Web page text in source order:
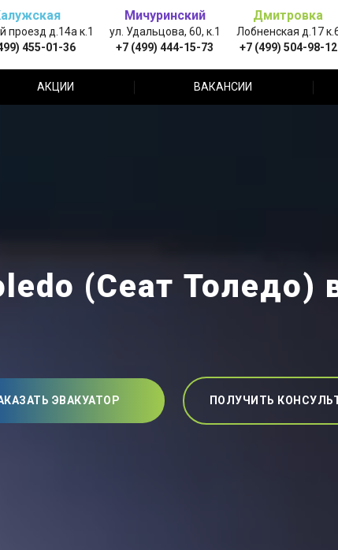
проезд д.14а к.1
455-01-36
Мичуринский
ул. Удальцова, 60, к.1
+7 (499) 444-15-73
Дмитровка
Лобненская д.17
+7 (499) 504-98-12
АКЦИИ ВАКАНСИИ
(Сеат Толедо)
ЭВАКУАТОР ПОЛУЧИТЬ